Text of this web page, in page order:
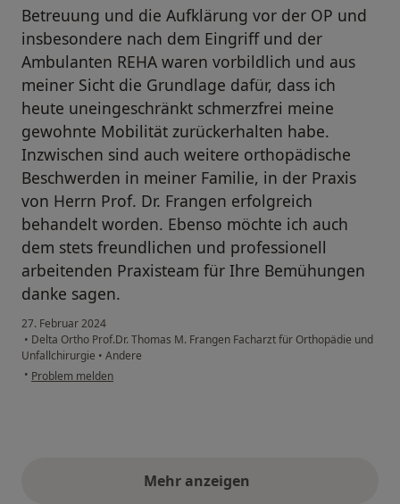
Betreuung und die Aufklärung vor der OP und
insbesondere nach dem Eingriff und der
Ambulanten REHA waren vorbildlich und aus
meiner Sicht die Grundlage dafür, dass ich
heute uneingeschränkt schmerzfrei meine
gewohnte Mobilität zurückerhalten habe.
Inzwischen sind auch weitere orthopädische
Beschwerden in meiner Familie, in der Praxis
von Herrn Prof. Dr. Frangen erfolgreich
behandelt worden. Ebenso möchte ich auch
dem stets freundlichen und professionell
arbeitenden Praxisteam für Ihre Bemühungen
danke sagen.
27. Februar 2024
• Delta Ortho Prof.Dr. Thomas M. Frangen Facharzt für Orthopädie und
Unfallchirurgie • Andere
• Problem melden
Mehr anzeigenobige Stellungnahmen